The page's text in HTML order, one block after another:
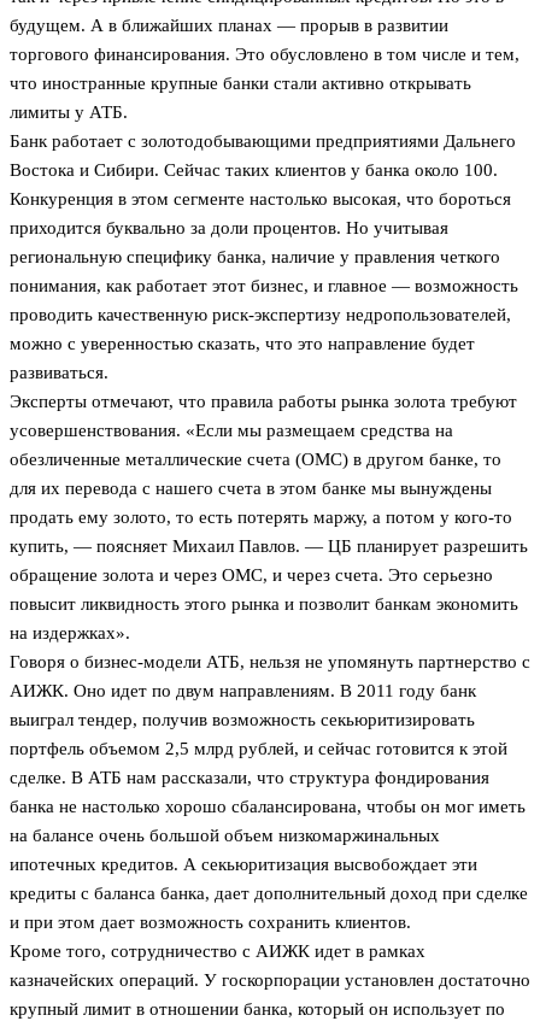
будущем. А в ближайших планах — прорыв в развитии
торгового финансирования. Это обусловлено в том числе и тем,
что иностранные крупные банки стали активно открывать
лимиты у АТБ.
Банк работает с золотодобывающими предприятиями Дальнего
Востока и Сибири. Сейчас таких клиентов у банка около 100.
Конкуренция в этом сегменте настолько высокая, что бороться
приходится буквально за доли процентов. Но учитывая
региональную специфику банка, наличие у правления четкого
понимания, как работает этот бизнес, и главное — возможность
проводить качественную риск-экспертизу недропользователей,
можно с уверенностью сказать, что это направление будет
развиваться.
Эксперты отмечают, что правила работы рынка золота требуют
усовершенствования. «Если мы размещаем средства на
обезличенные металлические счета (ОМС) в другом банке, то
для их перевода с нашего счета в этом банке мы вынуждены
продать ему золото, то есть потерять маржу, а потом у кого-то
купить, — поясняет Михаил Павлов. — ЦБ планирует разрешить
обращение золота и через ОМС, и через счета. Это серьезно
повысит ликвидность этого рынка и позволит банкам экономить
на издержках».
Говоря о бизнес-модели АТБ, нельзя не упомянуть партнерство с
АИЖК. Оно идет по двум направлениям. В 2011 году банк
выиграл тендер, получив возможность секьюритизировать
портфель объемом 2,5 млрд рублей, и сейчас готовится к этой
сделке. В АТБ нам рассказали, что структура фондирования
банка не настолько хорошо сбалансирована, чтобы он мог иметь
на балансе очень большой объем низкомаржинальных
ипотечных кредитов. А секьюритизация высвобождает эти
кредиты с баланса банка, дает дополнительный доход при сделке
и при этом дает возможность сохранить клиентов.
Кроме того, сотрудничество с АИЖК идет в рамках
казначейских операций. У госкорпорации установлен достаточно
крупный лимит в отношении банка, который он использует по